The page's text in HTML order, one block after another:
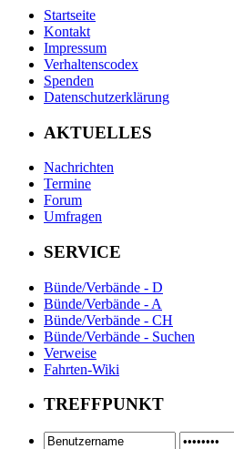
Startseite
Kontakt
Impressum
Verhaltenscodex
Spenden
Datenschutzerklärung
AKTUELLES
Nachrichten
Termine
Forum
Umfragen
SERVICE
Bünde/Verbände - D
Bünde/Verbände - A
Bünde/Verbände - CH
Bünde/Verbände - Suchen
Verweise
Fahrten-Wiki
TREFFPUNKT